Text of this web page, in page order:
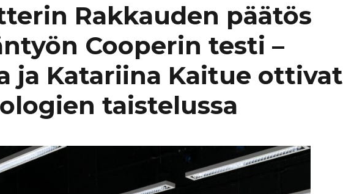
Rakkauden päätös
Cooperin testi –
ja Katariina Kaitue ottivat
taistelussa